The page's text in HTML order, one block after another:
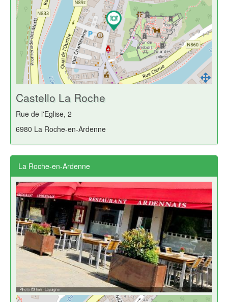
Castello La Roche
Rue de l'Eglise, 2
6980 La Roche-en-Ardenne
La Roche-en-Ardenne